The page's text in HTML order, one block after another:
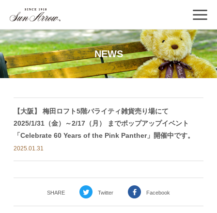
NEWS
【大阪】 梅田ロフト5階バライティ雑貨売り場にて
2025/1/31（金）～2/17（月） までポップアップイベント
「Celebrate 60 Years of the Pink Panther」開催中です。
2025.01.31
SHARE Twitter Facebook